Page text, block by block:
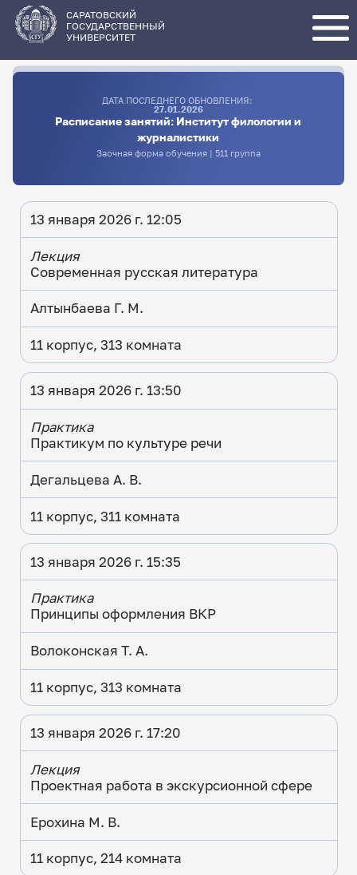
основному
содержанию
САРАТОВСКИЙ
ГОСУДАРСТВЕННЫЙ
УНИВЕРСИТЕТ
ДАТА ПОСЛЕДНЕГО ОБНОВЛЕНИЯ:
27.01.2026
Расписание занятий: Институт филологии и
журналистики
Заочная форма обучения | 511 группа
13 января 2026 г. 12:05
Лекция
Современная русская литература
Алтынбаева Г. М.
11 корпус, 313 комната
13 января 2026 г. 13:50
Практика
Практикум по культуре речи
Дегальцева А. В.
11 корпус, 311 комната
13 января 2026 г. 15:35
Практика
Принципы оформления ВКР
Волоконская Т. А.
11 корпус, 313 комната
13 января 2026 г. 17:20
Лекция
Проектная работа в экскурсионной сфере
Ерохина М. В.
11 корпус, 214 комната